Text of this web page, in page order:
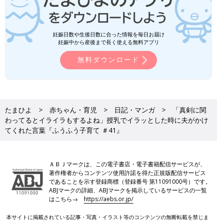
妊娠日数や生後日数に合った情報を毎日お届け
妊娠中から産後まで長く使える無料アプリ
無料ダウンロード
たまひよ 赤ちゃん・育児 日記・マンガ
「真剣に関
わってるとイライラもするよね」授乳でイラッとした時に夫がかけ
てくれた言葉『ふうふう子育て ＃41』
ＡＢＪマークは、この電子書店・電子書籍配信サービスが、
著作権者からコンテンツ使用許諾を得た正規版配信サービス
であることを示す登録商標（登録番号 第11091000号）です。
ABJマークの詳細、ABJマークを掲示しているサービスの一覧
はこちら→https://aebs.or.jp/
本サイトに掲載されている記事・写真・イラスト等のコンテンツの無断転載を禁じま